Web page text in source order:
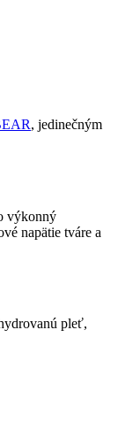
, jedinečným
výkonný
napätie tváre a
pleť,